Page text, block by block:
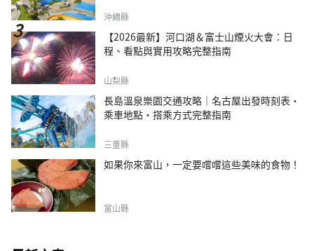
沖繩縣
【2026最新】河口湖＆富士山煙火大會：日
程、看點與實用攻略完整指南
山梨縣
長島溫泉樂園交通攻略｜名古屋出發時刻表・
乘車地點・搭乘方式完整指南
三重縣
如果你來富山，一定要嚐嚐這些美味的食物！
富山縣